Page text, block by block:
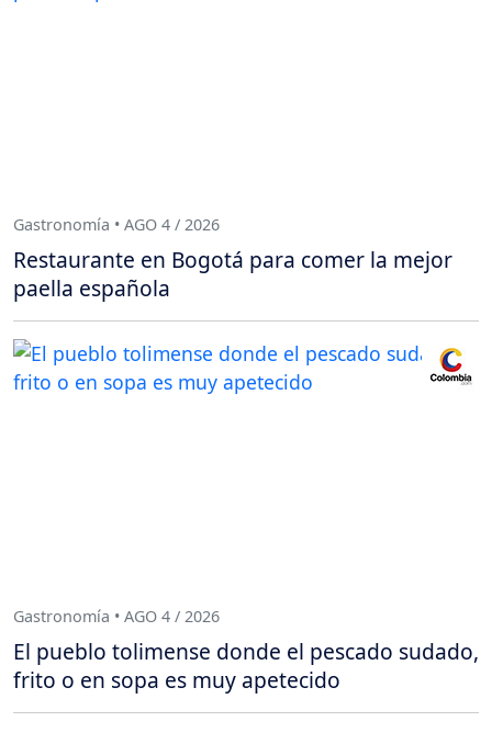
Gastronomía • AGO 4 / 2026
Restaurante en Bogotá para comer la mejor
paella española
Gastronomía • AGO 4 / 2026
El pueblo tolimense donde el pescado sudado,
frito o en sopa es muy apetecido